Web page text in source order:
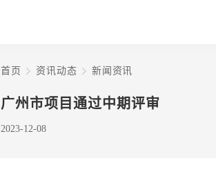
首页 资讯动态 新闻资讯
广州市项目通过中期评审
2023-12-08